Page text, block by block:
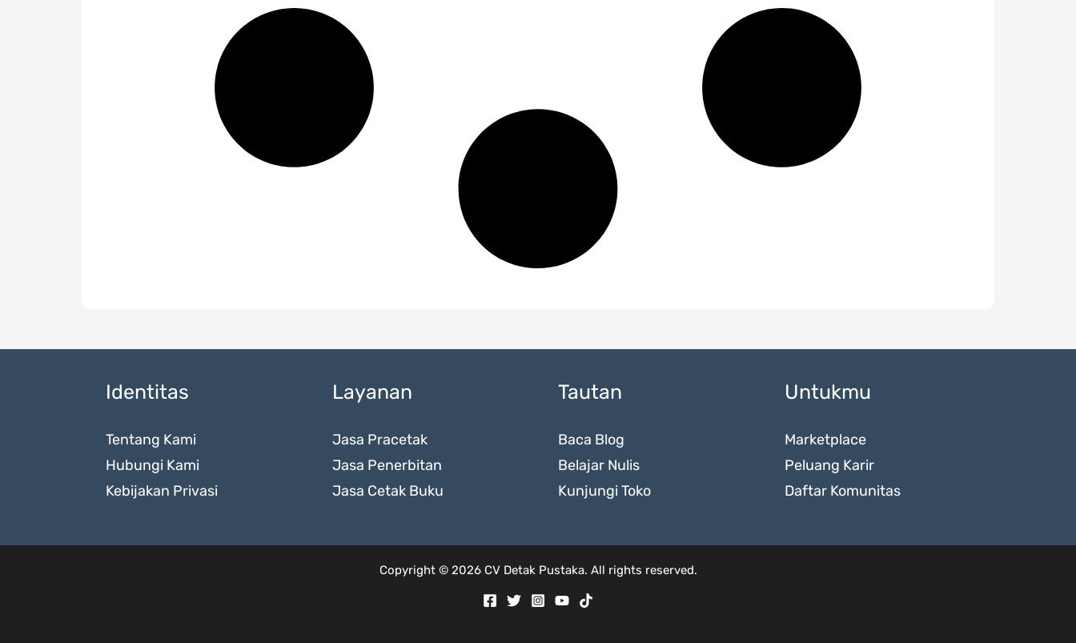
Identitas
Tentang Kami
Hubungi Kami
Kebijakan Privasi
Layanan
Jasa Pracetak
Jasa Penerbitan
Jasa Cetak Buku
Tautan
Baca Blog
Belajar Nulis
Kunjungi Toko
Untukmu
Marketplace
Peluang Karir
Daftar Komunitas
Copyright © 2026 CV Detak Pustaka. All rights reserved.